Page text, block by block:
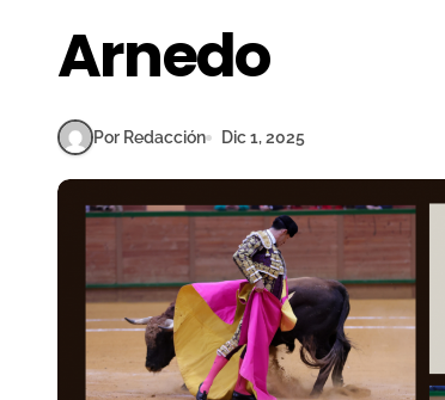
Arnedo
Por Redacción Dic 1, 2025